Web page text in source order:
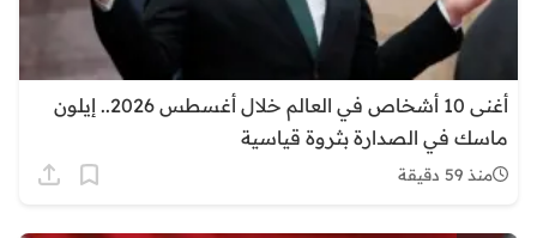
أغنى 10 أشخاص في العالم خلال أغسطس 2026.. إيلون
ماسك في الصدارة بثروة قياسية
منذ 59 دقيقة